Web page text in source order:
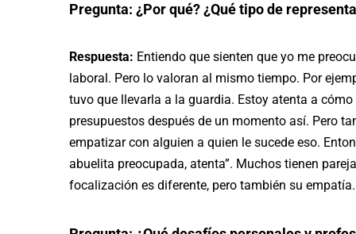
Pregunta: ¿Por qué? ¿Qué tipo de
Respuesta: Entiendo que sienten que yo me
laboral. Pero lo valoran al mismo tiempo. Por
tuvo que llevarla a la guardia. Estoy atenta a
presupuestos después de un momento así. Pero
empatizar con alguien a quien le sucede eso.
abuelita preocupada, atenta”. Muchos tienen
focalización es diferente, pero también su empatía.